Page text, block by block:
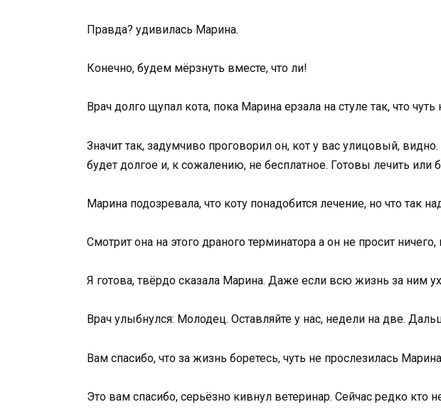
Правда? удивилась Марина.
Конечно, будем мёрзнуть вместе, что ли!
Врач долго щупал кота, пока Марина ерзала на стуле так, что чуть
Значит так, задумчиво проговорил он, кот у вас улицовый,
будет долгое и, к сожалению, не бесплатное. Готовы лечить или
Марина подозревала, что коту понадобится лечение, но что так
Смотрит она на этого драного терминатора а он не просит
Я готова, твёрдо сказала Марина. Даже если всю жизнь за ним
Врач улыбнулся: Молодец. Оставляйте у нас, недели на две.
Вам спасибо, что за жизнь боретесь, чуть не прослезилась
Это вам спасибо, серьёзно кивнул ветеринар. Сейчас редко кто